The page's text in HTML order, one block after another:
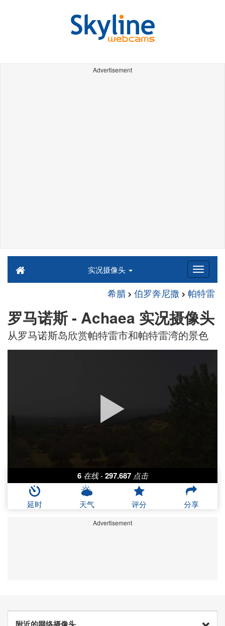
Advertisement
实况摄像头
希腊 伯罗奔尼撒 帕特雷
罗马诺斯 - Achaea 实况摄像头
从罗马诺斯岛欣赏帕特雷市和帕特雷湾的景色
6 在线 - 297.687 点击
延时 天气 评分 分享
Advertisement